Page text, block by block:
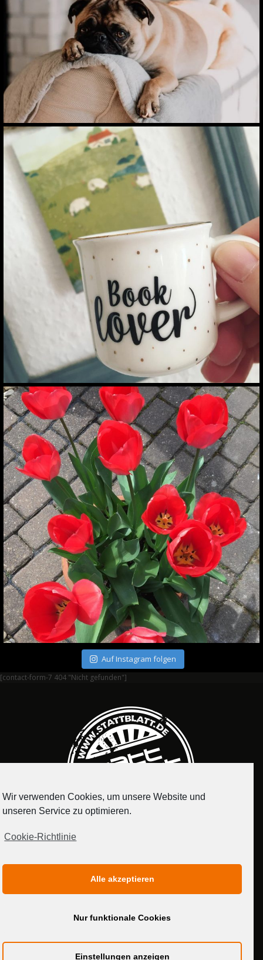
Auf Instagram folgen
[contact-form-7 404 "Nicht gefunden"]
MEDIADATEN
Wir verwenden Cookies, um unsere Website und
unseren Service zu optimieren.
Cookie-Richtlinie
Alle akzeptieren
Nur funktionale Cookies
Einstellungen anzeigen